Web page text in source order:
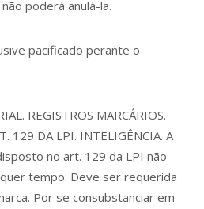
poderá anulá-la.
pacificado perante o
REGISTROS MARCÁRIOS.
129 DA LPI. INTELIGÊNCIA. A
no art. 129 da LPI não
tempo. Deve ser requerida
Por se consubstanciar em